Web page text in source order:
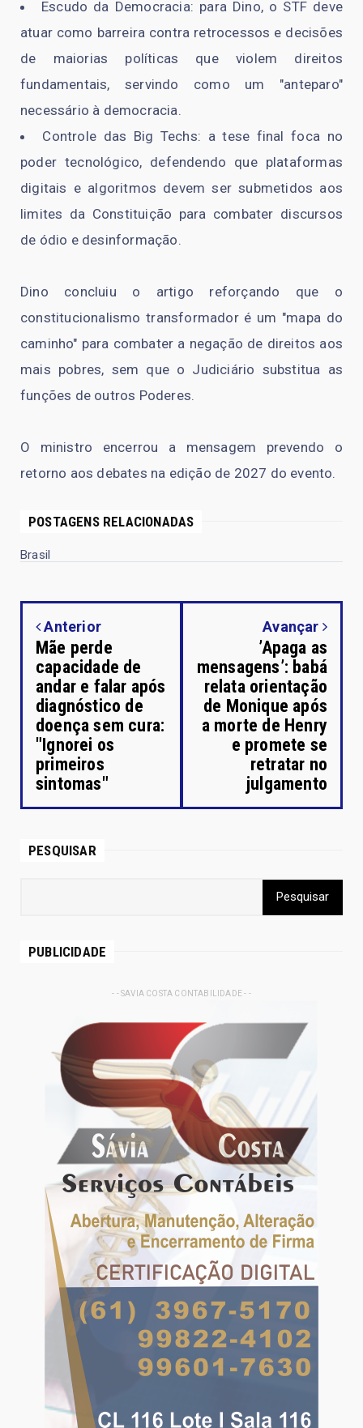
Escudo da Democracia: para Dino, o STF deve
atuar como barreira contra retrocessos e decisões
de maiorias políticas que violem direitos
fundamentais, servindo como um "anteparo"
necessário à democracia.
Controle das Big Techs: a tese final foca no
poder tecnológico, defendendo que plataformas
digitais e algoritmos devem ser submetidos aos
limites da Constituição para combater discursos
de ódio e desinformação.
Dino concluiu o artigo reforçando que o
constitucionalismo transformador é um "mapa do
caminho" para combater a negação de direitos aos
mais pobres, sem que o Judiciário substitua as
funções de outros Poderes.
O ministro encerrou a mensagem prevendo o
retorno aos debates na edição de 2027 do evento.
POSTAGENS RELACIONADAS
Brasil
Anterior
Mãe perde
capacidade de
andar e falar após
diagnóstico de
doença sem cura:
"Ignorei os
primeiros
sintomas"
Avançar
’Apaga as
mensagens’: babá
relata orientação
de Monique após
a morte de Henry
e promete se
retratar no
julgamento
PESQUISAR
PUBLICIDADE
- - SAVIA COSTA CONTABILIDADE - -